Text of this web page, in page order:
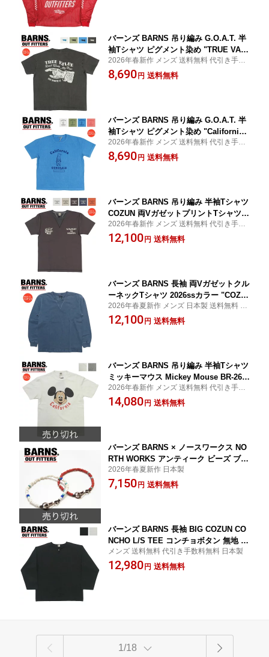
バーンズ BARNS 吊り編み G.O.A.T. 半
袖Tシャツ ピグメント染め "TRUE VAL
UE" プリントTシャツ BR-26154【2026
年春夏新作】
2026年春新作 メンズ 送料無料 代引き手数
料無料 日本製
8,690 円 送料無料
バーンズ BARNS 吊り編み G.O.A.T. 半
袖Tシャツ ピグメント染め "California
Bear" プリントTシャツ BR-26153【202
6年春夏新作】
2026年春新作 メンズ 送料無料 代引き手数
料無料 日本製
8,690 円 送料無料
バーンズ BARNS 吊り編み 半袖Tシャツ
COZUN 両VガゼットプリントTシャツ G
USSET BR-26180【2026年春夏新作】
2026年春新作 メンズ 送料無料 代引き手数
料無料 日本製
12,100 円 送料無料
バーンズ BARNS 長袖 両Vガゼットクル
ーネックTシャツ 2026ssカラー "COZU
N" ヴィンテージ ピグメント ユニオンス
ペシャル BR-3043PG-26【2026年春夏新
2026年春夏新作 メンズ 日本製 送料無料 代
引手数料無料 フラットシーマー
12,100 円 送料無料
バーンズ BARNS 吊り編み 半袖Tシャツ
ミッキーマウス Mickey Mouse BR-261
83【2026年春夏新作】
2026年春新作 メンズ 送料無料 代引き手数
料無料 日本製
14,080 円 送料無料
バーンズ BARNS × ノースワークス NO
RTH WORKS アンティーク ビーズ ブレ
スレット BR-8801W 【2026年春夏新
作】
2026年春夏新作 日本製
7,150 円 送料無料
バーンズ BARNS 長袖 BIG COZUN CO
NCHO L/S TEE コンチョボタン 無地 T
シャツ BR-26136
メンズ 送料無料 代引き手数料無料 日本製
12,980 円 送料無料
1/18